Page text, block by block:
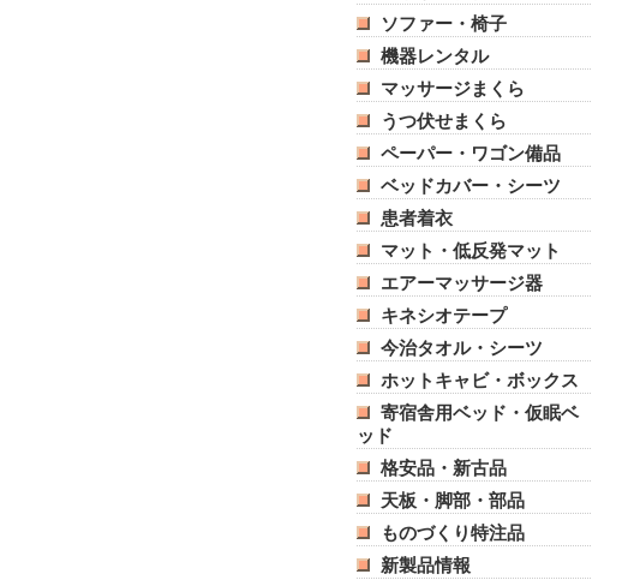
ソファー・椅子
機器レンタル
マッサージまくら
うつ伏せまくら
ペーパー・ワゴン備品
ベッドカバー・シーツ
患者着衣
マット・低反発マット
エアーマッサージ器
キネシオテープ
今治タオル・シーツ
ホットキャビ・ボックス
寄宿舎用ベッド・仮眠ベ
ッド
格安品・新古品
天板・脚部・部品
ものづくり特注品
新製品情報